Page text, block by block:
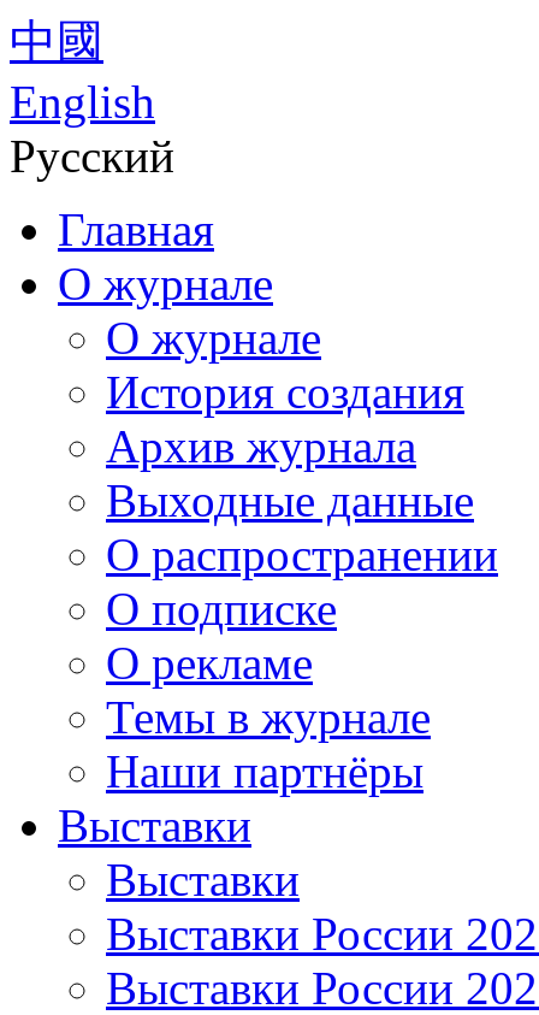
中國
English
Русский
Главная
О журнале
О журнале
История создания
Архив журнала
Выходные данные
О распространении
О подписке
О рекламе
Темы в журнале
Наши партнёры
Выставки
Выставки
Выставки России
Выставки России